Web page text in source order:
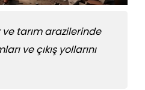
ve tarım arazilerinde
ve çıkış yollarını